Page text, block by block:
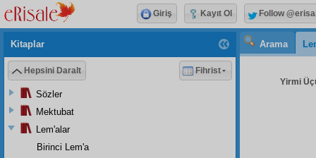
Arama
Yirmi
Kitaplar
Hepsini Daralt Fihrist
Sözler
Mektubat
Lem'alar
Birinci Lem'a
Giriş Kayıt Ol Follow